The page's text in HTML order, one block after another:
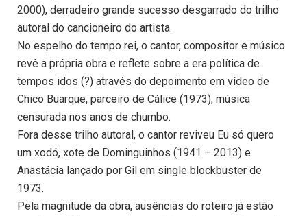
2000), derradeiro grande sucesso desgarrado do trilho
autoral do cancioneiro do artista.
No espelho do tempo rei, o cantor, compositor e músico
revê a própria obra e reflete sobre a era política de
tempos idos (?) através do depoimento em vídeo de
Chico Buarque, parceiro de Cálice (1973), música
censurada nos anos de chumbo.
Fora desse trilho autoral, o cantor reviveu Eu só quero
um xodó, xote de Dominguinhos (1941 – 2013) e
Anastácia lançado por Gil em single blockbuster de
1973.
Pela magnitude da obra, ausências do roteiro já estão